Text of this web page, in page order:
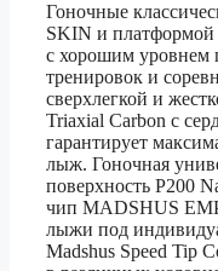
Гоночные
SKIN и
с хорошим уровнем
тренировок и
сверхлегкой и
Triaxial Carbon с
гарантирует
лыж. Гоночная
поверхность P200
чип MADSHUS
лыжи под
Madshus Speed Tip